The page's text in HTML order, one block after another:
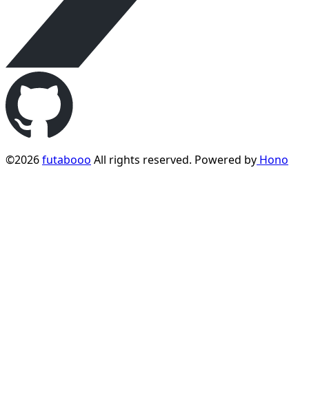
©2026futabooo All rights reserved. Powered by Hono